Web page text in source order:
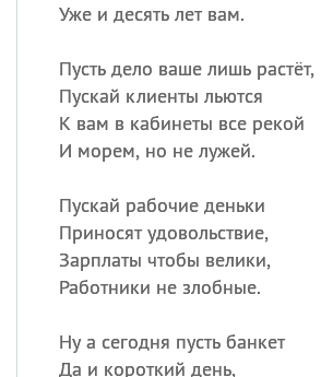
Уже и десять лет вам.
Пусть дело ваше лишь растёт,
Пускай клиенты льются
К вам в кабинеты все рекой
И морем, но не лужей.
Пускай рабочие деньки
Приносят удовольствие,
Зарплаты чтобы велики,
Работники не злобные.
Ну а сегодня пусть банкет
Да и короткий день,